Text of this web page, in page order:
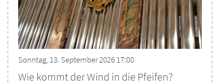
Sonntag, 13. September 2026 17:00
Wie kommt der Wind in die Pfeifen?